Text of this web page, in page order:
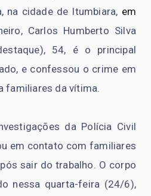
na cidade de Itumbiara, em
Carlos Humberto Silva
54, é o principal
e confessou o crime em
familiares da vítima.
da Polícia Civil
em contato com familiares
sair do trabalho. O corpo
nessa quarta-feira (24/6),